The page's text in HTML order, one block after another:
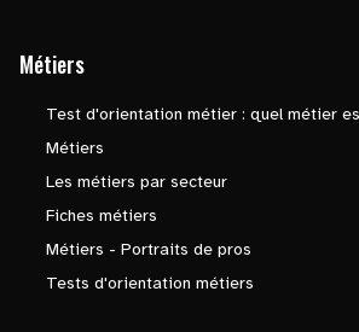
Métiers
Test d'orientation métier : quel métier
Métiers
Les métiers par secteur
Fiches métiers
Métiers - Portraits de pros
Tests d'orientation métiers